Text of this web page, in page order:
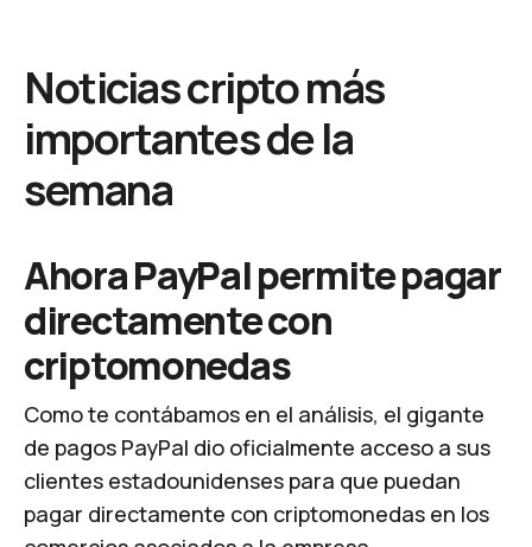
Noticias cripto más
importantes de la
semana
Ahora PayPal permite pagar
directamente con
criptomonedas
Como te contábamos en el análisis, el gigante
de pagos PayPal dio oficialmente acceso a sus
clientes estadounidenses para que puedan
pagar directamente con criptomonedas en los